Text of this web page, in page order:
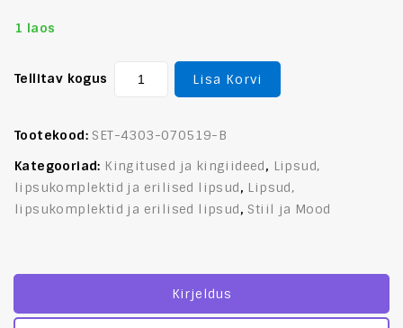
1 laos
Tellitav kogus Lisa Korvi
Tootekood: SET-4303-070519-B
Kategooriad: Kingitused ja kingiideed, Lipsud,
lipsukomplektid ja erilised lipsud, Lipsud,
lipsukomplektid ja erilised lipsud, Stiil ja Mood
Kirjeldus